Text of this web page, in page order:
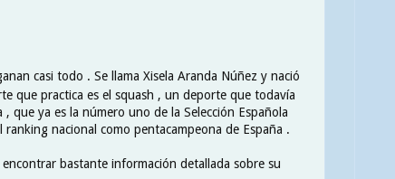
casi todo . Se llama Xisela Aranda Núñez y nació
que practica es el squash , un deporte que todavía
que ya es la número uno de la Selección Española
nacional como pentacampeona de España .
bastante información detallada sobre su